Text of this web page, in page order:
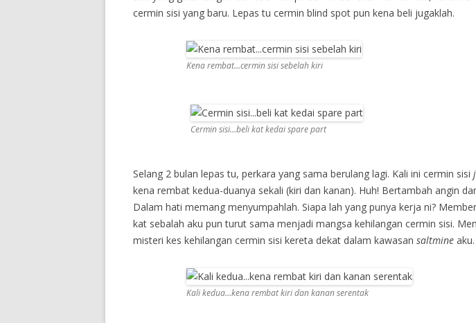
cermin sisi yang baru. Lepas tu cermin blind spot pun kena beli jugaklah.
Kena rembat…cermin sisi sebelah kiri
Cermin sisi…beli kat kedai spare part
Selang 2 bulan lepas tu, perkara yang sama berulang lagi. Kali ini cermin sisi
kena rembat kedua-duanya sekali (kiri dan kanan). Huh! Bertambah angin
Dalam hati memang menyumpahlah. Siapa lah yang punya kerja ni?
kat sebalah aku pun turut sama menjadi mangsa kehilangan cermin sisi.
misteri kes kehilangan cermin sisi kereta dekat dalam kawasan saltmine aku.
Kali kedua…kena rembat kiri dan kanan serentak